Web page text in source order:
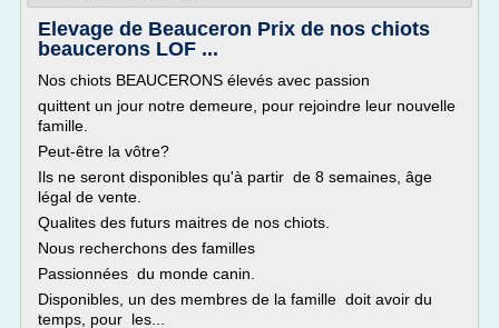
Elevage de Beauceron Prix de nos chiots
beaucerons LOF ...
Nos chiots BEAUCERONS élevés avec passion
quittent un jour notre demeure, pour rejoindre leur nouvelle
famille.
Peut-être la vôtre?
Ils ne seront disponibles qu'à partir de 8 semaines, âge
légal de vente.
Qualites des futurs maitres de nos chiots.
Nous recherchons des familles
Passionnées du monde canin.
Disponibles, un des membres de la famille doit avoir du
temps, pour les...